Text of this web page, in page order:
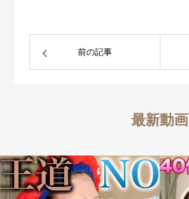
前の記事
最新動画